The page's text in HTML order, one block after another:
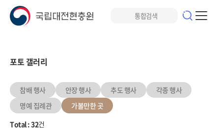
포토 갤러리
참배 행사 안장 행사 추도 행사
각종 행사
명예 집례관
가볼만한 곳
Total : 32건